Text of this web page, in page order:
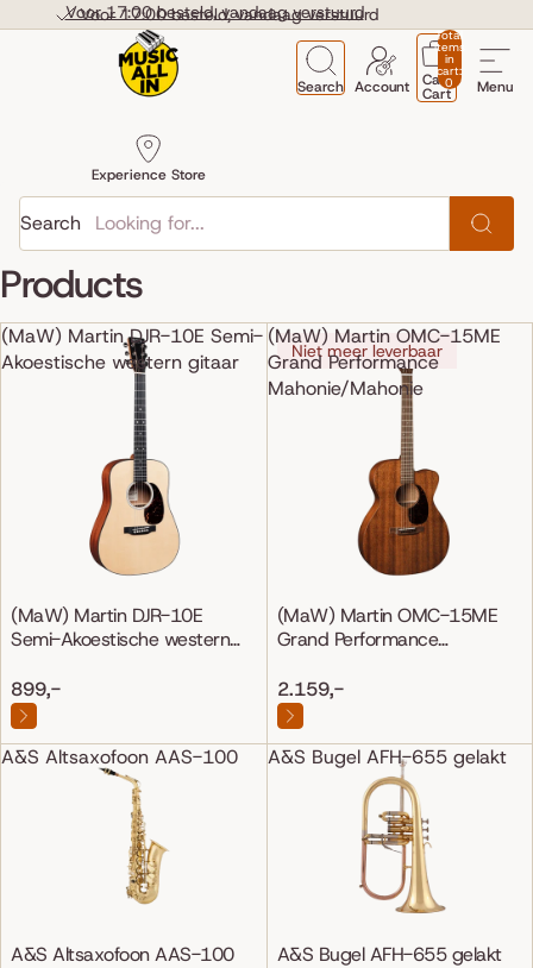
Voor 17:00 besteld, vandaag verstuurd
Voor 17:00 besteld, vandaag verstuurd
Menu
Search
Experience Store
Account
Total
items
in
cart:
0
Cart
Cart
Search
Products
(MaW) Martin DJR-10E Semi-
Akoestische western gitaar
(MaW) Martin DJR-10E
Semi-Akoestische western
899,-
(MaW) Martin OMC-15ME
Grand Performance
Mahonie/Mahonie
Niet meer leverbaar
(MaW) Martin OMC-15ME
Grand Performance
2.159,-
A&S Altsaxofoon AAS-100
A&S Altsaxofoon AAS-100
A&S Bugel AFH-655 gelakt
A&S Bugel AFH-655 gelakt